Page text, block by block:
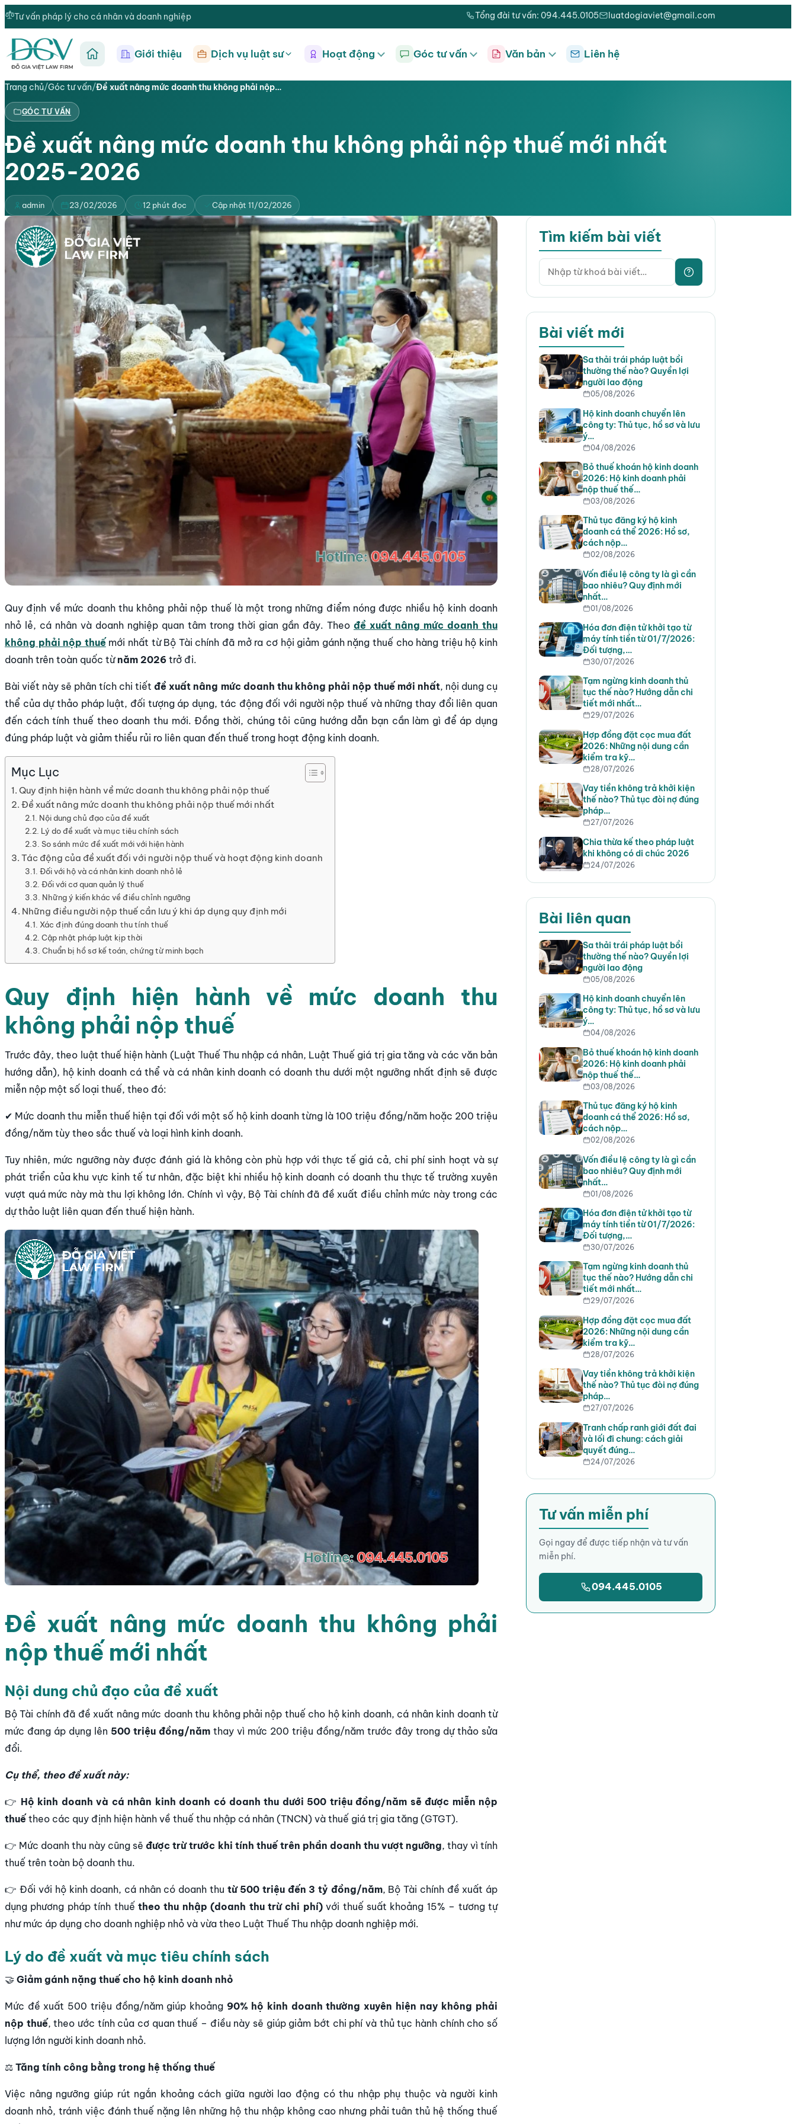
Tư vấn pháp lý cho cá nhân và doanh nghiệp Tổng đài tư vấn: 094.445.0105 luatdogiaviet@gmail.com
Trang chủ
Giới thiệu Dịch vụ luật sư Hoạt động Góc tư vấn Văn bản Liên hệ
Trang chủ/Góc tư vấn/Đề xuất nâng mức doanh thu không phải nộp…
GÓC TƯ VẤN
Đề xuất nâng mức doanh thu không phải nộp thuế mới nhất
2025-2026
admin 23/02/2026 12 phút đọc Cập nhật 11/02/2026
Quy định về mức doanh thu không phải nộp thuế là một trong những điểm nóng được nhiều hộ kinh doanh
nhỏ lẻ, cá nhân và doanh nghiệp quan tâm trong thời gian gần đây. Theo đề xuất nâng mức doanh thu
không phải nộp thuếmới nhất từ Bộ Tài chính đã mở ra cơ hội giảm gánh nặng thuế cho hàng triệu hộ kinh
doanh trên toàn quốc từ năm 2026 trở đi.
Bài viết này sẽ phân tích chi tiếtđề xuất nâng mức doanh thu không phải nộp thuế mới nhất, nội dung cụ
thể của dự thảo pháp luật, đối tượng áp dụng, tác động đối với người nộp thuế và những thay đổi liên quan
đến cách tính thuế theo doanh thu mới. Đồng thời, chúng tôi cũng hướng dẫn bạn cần làm gì để áp dụng
đúng pháp luật và giảm thiểu rủi ro liên quan đến thuế trong hoạt động kinh doanh.
Mục Lục
Quy định hiện hành về mức doanh thu không phải nộp thuế
Đề xuất nâng mức doanh thu không phải nộp thuế mới nhất
Nội dung chủ đạo của đề xuất
Lý do đề xuất và mục tiêu chính sách
So sánh mức đề xuất mới với hiện hành
Tác động của đề xuất đối với người nộp thuế và hoạt động kinh doanh
Đối với hộ và cá nhân kinh doanh nhỏ lẻ
Đối với cơ quan quản lý thuế
Những ý kiến khác về điều chỉnh ngưỡng
Những điều người nộp thuế cần lưu ý khi áp dụng quy định mới
Xác định đúng doanh thu tính thuế
Cập nhật pháp luật kịp thời
Chuẩn bị hồ sơ kế toán, chứng từ minh bạch
Quy định hiện hành về mức doanh thu
không phải nộp thuế
Trước đây, theo luật thuế hiện hành (Luật Thuế Thu nhập cá nhân, Luật Thuế giá trị gia tăng và các văn bản
hướng dẫn), hộ kinh doanh cá thể và cá nhân kinh doanh có doanh thu dưới một ngưỡng nhất định sẽ được
miễn nộp một số loại thuế, theo đó:
✔ Mức doanh thu miễn thuế hiện tại đối với một số hộ kinh doanh từng là 100 triệu đồng/năm hoặc 200 triệu
đồng/năm tùy theo sắc thuế và loại hình kinh doanh.
Tuy nhiên, mức ngưỡng này được đánh giá là không còn phù hợp với thực tế giá cả, chi phí sinh hoạt và sự
phát triển của khu vực kinh tế tư nhân, đặc biệt khi nhiều hộ kinh doanh có doanh thu thực tế trường xuyên
vượt quá mức này mà thu lợi không lớn. Chính vì vậy, Bộ Tài chính đã đề xuất điều chỉnh mức này trong các
dự thảo luật liên quan đến thuế hiện hành.
Đề xuất nâng mức doanh thu không phải
nộp thuế mới nhất
Nội dung chủ đạo của đề xuất
Bộ Tài chính đã đề xuất nâng mức doanh thu không phải nộp thuế cho hộ kinh doanh, cá nhân kinh doanh từ
mức đang áp dụng lên 500 triệu đồng/năm thay vì mức 200 triệu đồng/năm trước đây trong dự thảo sửa
đổi.
Cụ thể, theo đề xuất này:
👉 Hộ kinh doanh và cá nhân kinh doanh có doanh thu dưới 500 triệu đồng/năm sẽ được miễn nộp
thuế theo các quy định hiện hành về thuế thu nhập cá nhân (TNCN) và thuế giá trị gia tăng (GTGT).
👉 Mức doanh thu này cũng sẽđược trừ trước khi tính thuế trên phần doanh thu vượt ngưỡng, thay vì tính
thuế trên toàn bộ doanh thu.
👉 Đối với hộ kinh doanh, cá nhân có doanh thu từ 500 triệu đến 3 tỷ đồng/năm, Bộ Tài chính đề xuất áp
dụng phương pháp tính thuế theo thu nhập (doanh thu trừ chi phí)với thuế suất khoảng 15% – tương tự
như mức áp dụng cho doanh nghiệp nhỏ và vừa theo Luật Thuế Thu nhập doanh nghiệp mới.
Lý do đề xuất và mục tiêu chính sách
🤝 Giảm gánh nặng thuế cho hộ kinh doanh nhỏ
Mức đề xuất 500 triệu đồng/năm giúp khoảng 90% hộ kinh doanh thường xuyên hiện nay không phải
nộp thuế, theo ước tính của cơ quan thuế – điều này sẽ giúp giảm bớt chi phí và thủ tục hành chính cho số
lượng lớn người kinh doanh nhỏ.
⚖️ Tăng tính công bằng trong hệ thống thuế
Việc nâng ngưỡng giúp rút ngắn khoảng cách giữa người lao động có thu nhập phụ thuộc và người kinh
doanh nhỏ, tránh việc đánh thuế nặng lên những hộ thu nhập không cao nhưng phải tuân thủ hệ thống thuế
Tìm kiếm bài viết
Bài viết mới
Sa thải trái pháp luật bồi
thường thế nào? Quyền lợi
người lao động
05/08/2026
Hộ kinh doanh chuyển lên
công ty: Thủ tục, hồ sơ và lưu
ý…
04/08/2026
Bỏ thuế khoán hộ kinh doanh
2026: Hộ kinh doanh phải
nộp thuế thế…
03/08/2026
Thủ tục đăng ký hộ kinh
doanh cá thể 2026: Hồ sơ,
cách nộp…
02/08/2026
Vốn điều lệ công ty là gì cần
bao nhiêu? Quy định mới
nhất…
01/08/2026
Hóa đơn điện tử khởi tạo từ
máy tính tiền từ 01/7/2026:
Đối tượng,…
30/07/2026
Tạm ngừng kinh doanh thủ
tục thế nào? Hướng dẫn chi
tiết mới nhất…
29/07/2026
Hợp đồng đặt cọc mua đất
2026: Những nội dung cần
kiểm tra kỹ…
28/07/2026
Vay tiền không trả khởi kiện
thế nào? Thủ tục đòi nợ đúng
pháp…
27/07/2026
Chia thừa kế theo pháp luật
khi không có di chúc 2026
24/07/2026
Bài liên quan
Sa thải trái pháp luật bồi
thường thế nào? Quyền lợi
người lao động
05/08/2026
Hộ kinh doanh chuyển lên
công ty: Thủ tục, hồ sơ và lưu
ý…
04/08/2026
Bỏ thuế khoán hộ kinh doanh
2026: Hộ kinh doanh phải
nộp thuế thế…
03/08/2026
Thủ tục đăng ký hộ kinh
doanh cá thể 2026: Hồ sơ,
cách nộp…
02/08/2026
Vốn điều lệ công ty là gì cần
bao nhiêu? Quy định mới
nhất…
01/08/2026
Hóa đơn điện tử khởi tạo từ
máy tính tiền từ 01/7/2026:
Đối tượng,…
30/07/2026
Tạm ngừng kinh doanh thủ
tục thế nào? Hướng dẫn chi
tiết mới nhất…
29/07/2026
Hợp đồng đặt cọc mua đất
2026: Những nội dung cần
kiểm tra kỹ…
28/07/2026
Vay tiền không trả khởi kiện
thế nào? Thủ tục đòi nợ đúng
pháp…
27/07/2026
Tranh chấp ranh giới đất đai
và lối đi chung: cách giải
quyết đúng…
24/07/2026
Tư vấn miễn phí
Gọi ngay để được tiếp nhận và tư vấn
miễn phí.
094.445.0105